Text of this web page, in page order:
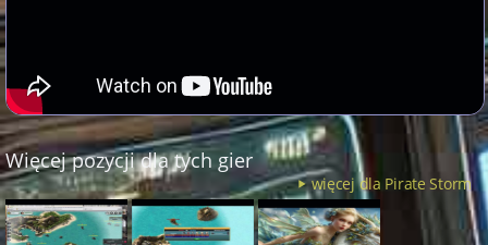
Więcej pozycji dla tych gier
więcej dla Pirate Storm